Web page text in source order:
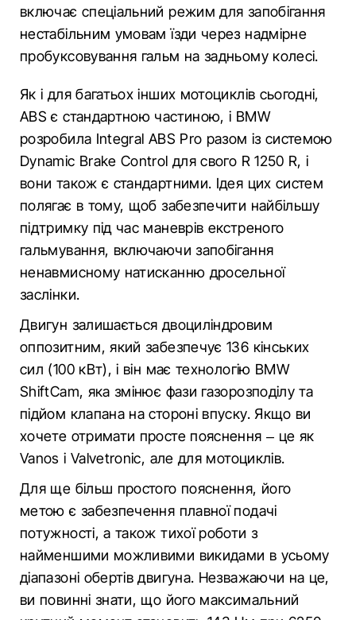
включає спеціальний режим для запобігання
нестабільним умовам їзди через надмірне
пробуксовування гальм на задньому колесі.
Як і для багатьох інших мотоциклів сьогодні,
ABS є стандартною частиною, і BMW
розробила Integral ABS Pro разом із системою
Dynamic Brake Control для свого R 1250 R, і
вони також є стандартними. Ідея цих систем
полягає в тому, щоб забезпечити найбільшу
підтримку під час маневрів екстреного
гальмування, включаючи запобігання
ненавмисному натисканню дросельної
заслінки.
Двигун залишається двоциліндровим
оппозитним, який забезпечує 136 кінських
сил (100 кВт), і він має технологію BMW
ShiftCam, яка змінює фази газорозподілу та
підйом клапана на стороні впуску. Якщо ви
хочете отримати просте пояснення – це як
Vanos і Valvetronic, але для мотоциклів.
Для ще більш простого пояснення, його
метою є забезпечення плавної подачі
потужності, а також тихої роботи з
найменшими можливими викидами в усьому
діапазоні обертів двигуна. Незважаючи на це,
ви повинні знати, що його максимальний